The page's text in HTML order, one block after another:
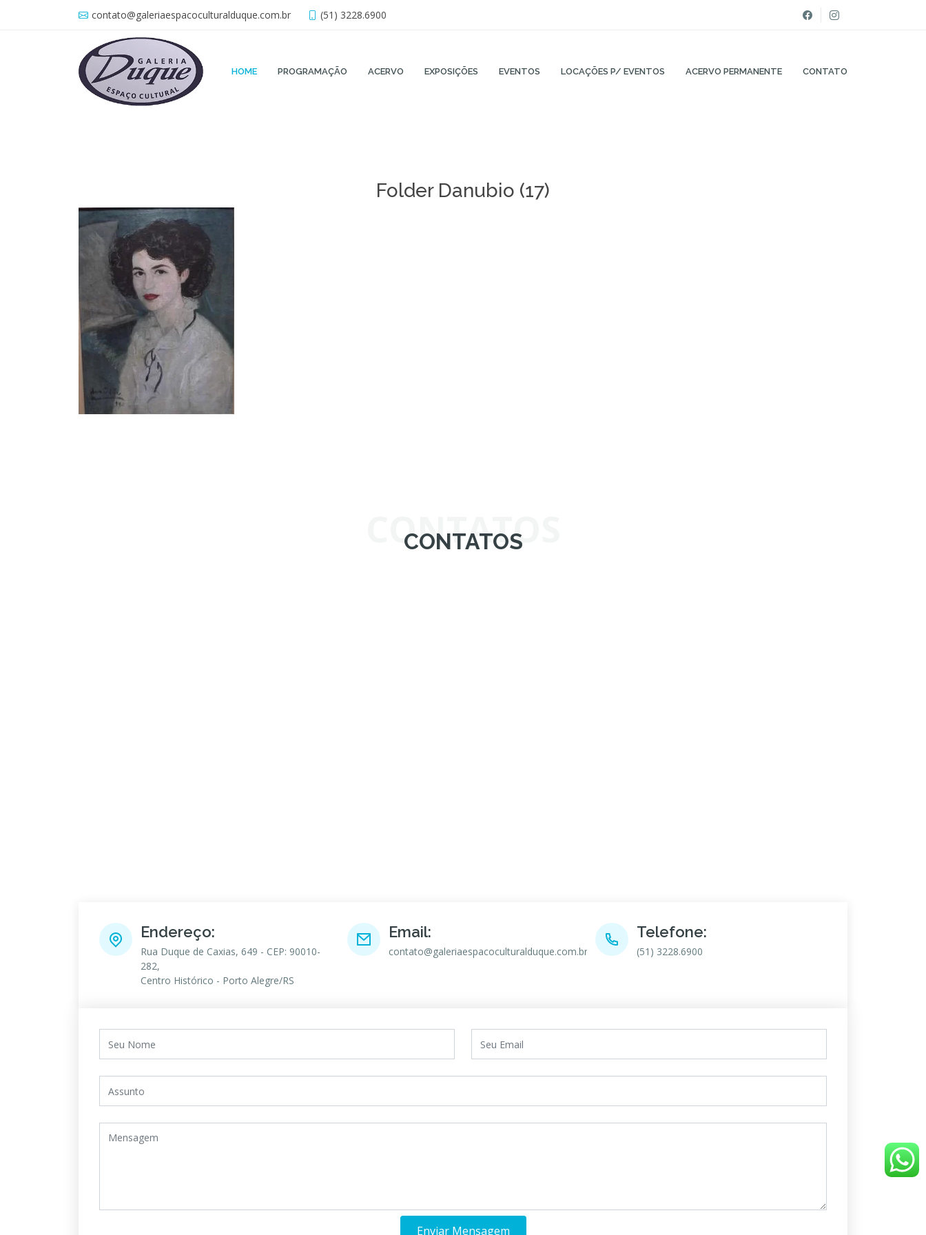
contato@galeriaespacoculturalduque.com.br (51) 3228.6900
HOME PROGRAMAÇÃO ACERVO EXPOSIÇÕES EVENTOS LOCAÇÕES P/ EVENTOS ACERVO PERMANENTE CONTATO
Folder Danubio (17)
CONTATOS
CONTATOS
Endereço:
Rua Duque de Caxias, 649 - CEP: 90010-
282,
Centro Histórico - Porto Alegre/RS
Email:
contato@galeriaespacoculturalduque.com.br
Telefone:
(51) 3228.6900
Enviar Mensagem